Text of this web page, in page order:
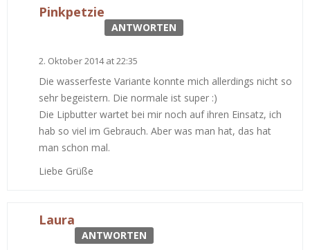
Pinkpetzie
ANTWORTEN
2. Oktober 2014 at 22:35
Die wasserfeste Variante konnte mich allerdings nicht so
sehr begeistern. Die normale ist super :)
Die Lipbutter wartet bei mir noch auf ihren Einsatz, ich
hab so viel im Gebrauch. Aber was man hat, das hat
man schon mal.
Liebe Grüße
Laura
ANTWORTEN